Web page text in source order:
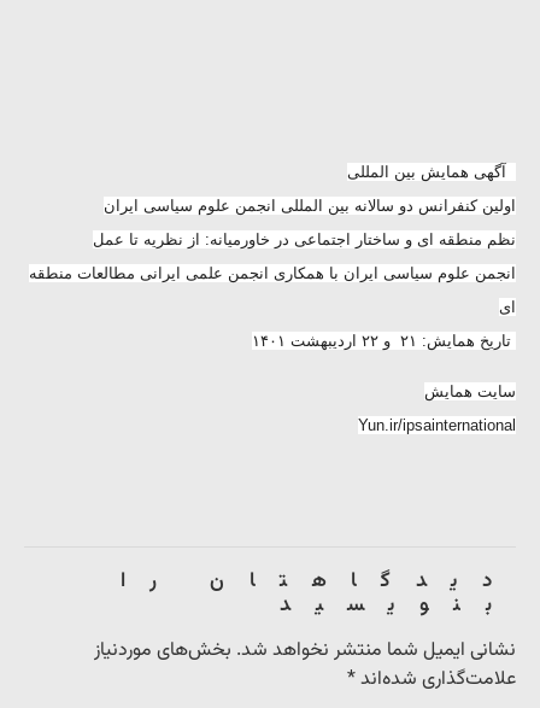
آگهی همایش بین المللی
اولین کنفرانس دو سالانه بین المللی انجمن علوم سیاسی ایران
نظم منطقه ای و ساختار اجتماعی در خاورمیانه: از نظریه تا عمل
انجمن علوم سیاسی ایران با همکاری انجمن علمی ایرانی مطالعات منطقه
ای
تاریخ همایش: ۲۱ و ۲۲ اردیبهشت ۱۴۰۱
سایت همایش
Yun.ir/ipsainternational
دیدگاهتان را
بنویسید
نشانی ایمیل شما منتشر نخواهد شد. بخش‌های موردنیاز
علامت‌گذاری شده‌اند*